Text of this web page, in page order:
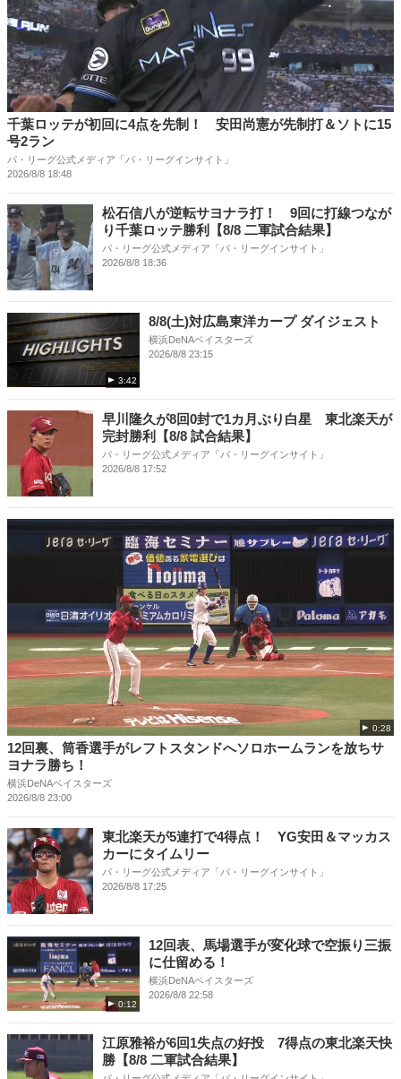
千葉ロッテが初回に4点を先制！ 安田尚憲が先制打＆ソトに15
号2ラン
パ・リーグ公式メディア「パ・リーグインサイト」
2026/8/8 18:48
松石信八が逆転サヨナラ打！ 9回に打線つなが
り千葉ロッテ勝利【8/8 二軍試合結果】
パ・リーグ公式メディア「パ・リーグインサイト」
2026/8/8 18:36
3:42
8/8(土)対広島東洋カープ ダイジェスト
横浜DeNAベイスターズ
2026/8/8 23:15
早川隆久が8回0封で1カ月ぶり白星 東北楽天が
完封勝利【8/8 試合結果】
パ・リーグ公式メディア「パ・リーグインサイト」
2026/8/8 17:52
0:28
12回裏、筒香選手がレフトスタンドへソロホームランを放ちサ
ヨナラ勝ち！
横浜DeNAベイスターズ
2026/8/8 23:00
東北楽天が5連打で4得点！ YG安田＆マッカス
カーにタイムリー
パ・リーグ公式メディア「パ・リーグインサイト」
2026/8/8 17:25
0:12
12回表、馬場選手が変化球で空振り三振
に仕留める！
横浜DeNAベイスターズ
2026/8/8 22:58
江原雅裕が6回1失点の好投 7得点の東北楽天快
勝【8/8 二軍試合結果】